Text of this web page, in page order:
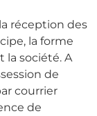
réception des
la forme
la société. A
de
courrier
de